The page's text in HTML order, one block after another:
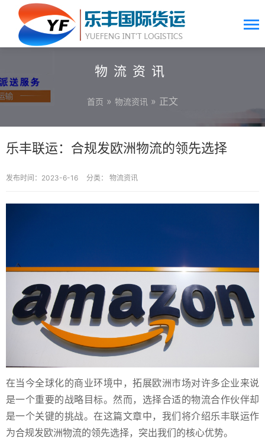
物流资讯
首页 » 物流资讯 » 正文
乐丰联运：合规发欧洲物流的领先选择
发布时间：2023-6-16 分类： 物流资讯
在当今全球化的商业环境中，拓展欧洲市场对许多企业来说
是一个重要的战略目标。然而，选择合适的物流合作伙伴却
是一个关键的挑战。在这篇文章中，我们将介绍乐丰联运作
为合规发欧洲物流的领先选择，突出我们的核心优势。